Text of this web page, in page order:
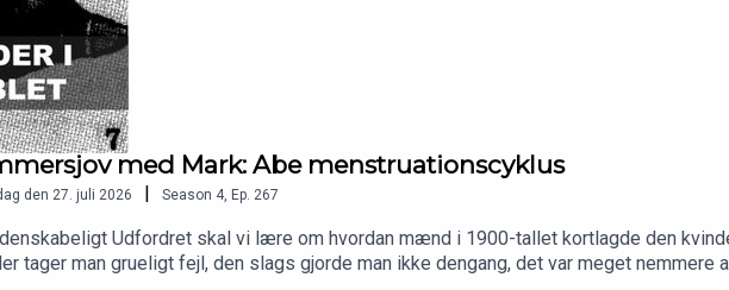
med Mark: Abe menstruationscyklus
den 27. juli 2026 | Season 4, Ep. 267
Udfordret skal vi lære om hvordan mænd i 1900-tallet kortlagde den
tager man grueligt fejl, den slags gjorde man ikke dengang, det var meget